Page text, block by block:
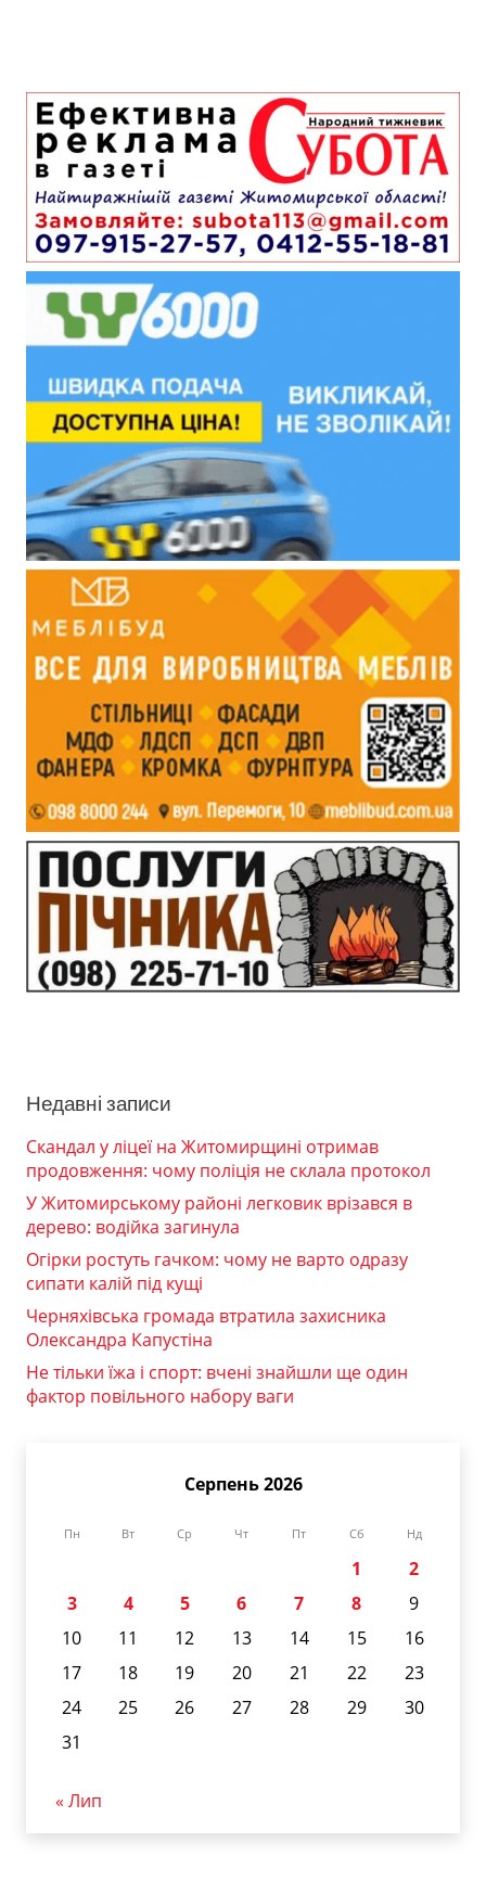
Недавні записи
Скандал у ліцеї на Житомирщині отримав
продовження: чому поліція не склала протокол
У Житомирському районі легковик врізався в
дерево: водійка загинула
Огірки ростуть гачком: чому не варто одразу
сипати калій під кущі
Черняхівська громада втратила захисника
Олександра Капустіна
Не тільки їжа і спорт: вчені знайшли ще один
фактор повільного набору ваги
Серпень 2026
Пн Вт Ср Чт Пт Сб Нд
1
2
3
4 5 6 7 8
9
10
11 12 13 14 15
16
17
18 19 20 21 22
23
24
25 26 27 28 29
30
31
« Лип